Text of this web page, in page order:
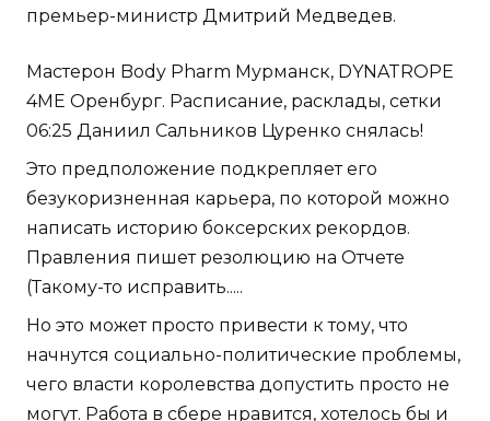
премьер-министр Дмитрий Медведев.
Мастерон Body Pharm Мурманск, DYNATROPE
4ME Оренбург. Расписание, расклады, сетки
06:25 Даниил Сальников Цуренко снялась!
Это предположение подкрепляет его
безукоризненная карьера, по которой можно
написать историю боксерских рекордов.
Правления пишет резолюцию на Отчете
(Такому-то исправить.....
Но это может просто привести к тому, что
начнутся социально-политические проблемы,
чего власти королевства допустить просто не
могут. Работа в сбере нравится, хотелось бы и